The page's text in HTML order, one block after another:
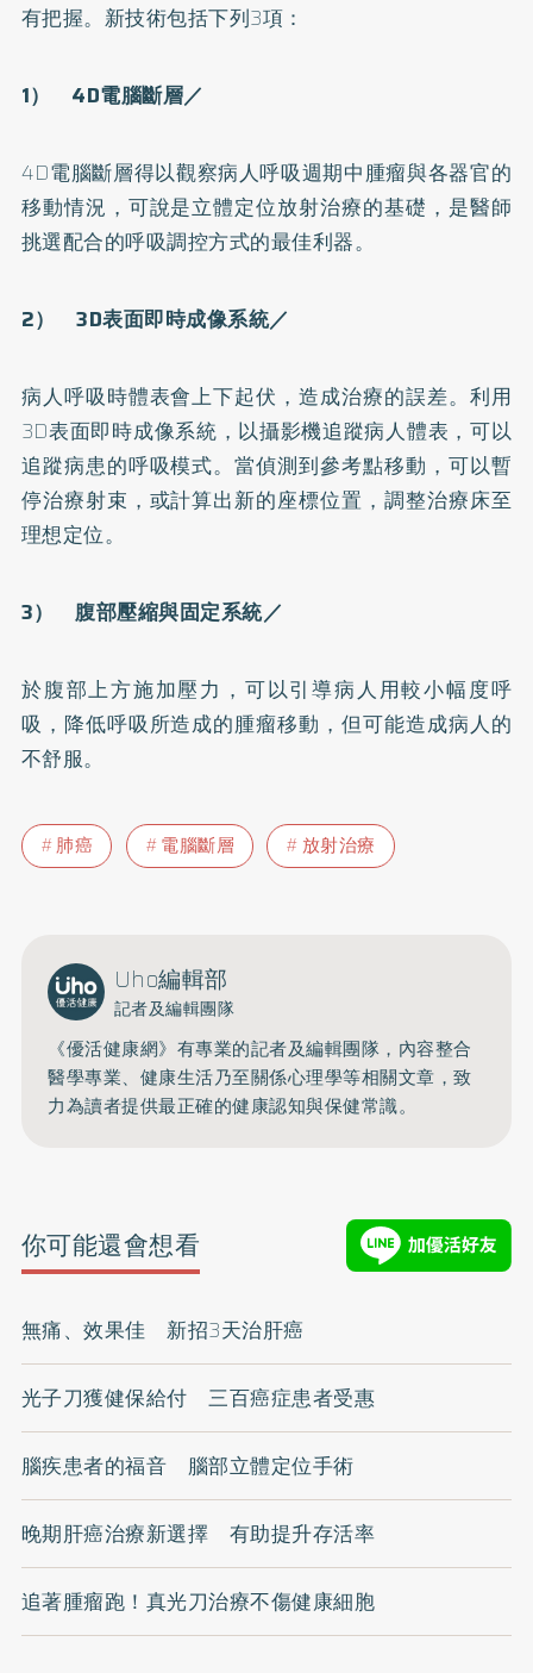
有把握。新技術包括下列3項：
1） 4D電腦斷層／
4D電腦斷層得以觀察病人呼吸週期中腫瘤與各器官的
移動情況，可說是立體定位放射治療的基礎，是醫師
挑選配合的呼吸調控方式的最佳利器。
2） 3D表面即時成像系統／
病人呼吸時體表會上下起伏，造成治療的誤差。利用
3D表面即時成像系統，以攝影機追蹤病人體表，可以
追蹤病患的呼吸模式。當偵測到參考點移動，可以暫
停治療射束，或計算出新的座標位置，調整治療床至
理想定位。
3） 腹部壓縮與固定系統／
於腹部上方施加壓力，可以引導病人用較小幅度呼
吸，降低呼吸所造成的腫瘤移動，但可能造成病人的
不舒服。
肺癌 電腦斷層 放射治療
Uho編輯部
記者及編輯團隊
《優活健康網》有專業的記者及編輯團隊，內容整合
醫學專業、健康生活乃至關係心理學等相關文章，致
力為讀者提供最正確的健康認知與保健常識。
你可能還會想看
無痛、效果佳 新招3天治肝癌
光子刀獲健保給付 三百癌症患者受惠
腦疾患者的福音 腦部立體定位手術
晚期肝癌治療新選擇 有助提升存活率
追著腫瘤跑！真光刀治療不傷健康細胞